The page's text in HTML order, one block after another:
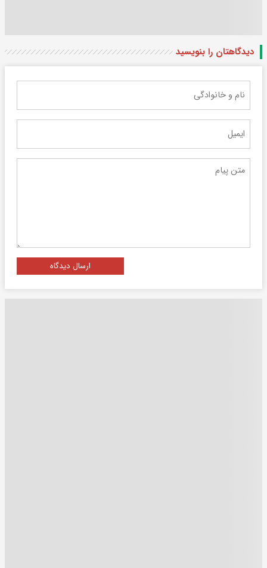
دیدگاهتان را بنویسید
ارسال دیدگاه